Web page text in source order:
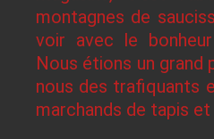
montagnes de
voir avec le
Nous étions un grand
nous des trafiquants
marchands de tapis